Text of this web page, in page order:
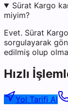
Sürat Kargo
miyim?
Evet. Sürat
sorgulayarak
edilmiş olup
Hızlı
Yol Tarifi Al